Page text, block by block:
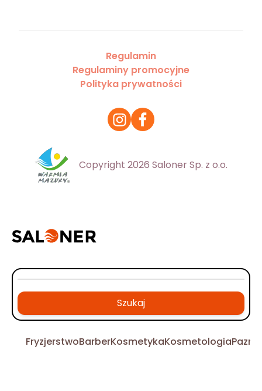
Regulamin
Regulaminy promocyjne
Polityka prywatności
Copyright 2026 Saloner Sp. z o.o.
Szukaj
FryzjerstwoBarberKosmetykaKosmetologia